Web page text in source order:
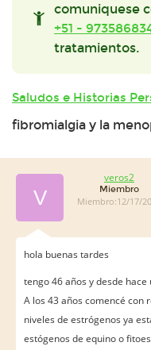
comuniquese
+51 -
tratamientos.
Saludos e Historias
fibromialgia y la
V
veros2
Miembro
Miembro:12/17/
hola buenas tardes
tengo 46 años y desde
A los 43 años comencé
niveles de estrógenos ya
estógenos de equino o